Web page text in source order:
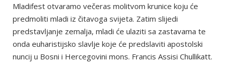
Mladifest otvaramo večeras molitvom krunice koju će
predmoliti mladi iz čitavoga svijeta. Zatim slijedi
predstavljanje zemalja, mladi će ulaziti sa zastavama te
onda euharistijsko slavlje koje će predslaviti apostolski
nuncij u Bosni i Hercegovini mons. Francis Assisi Chullikatt.